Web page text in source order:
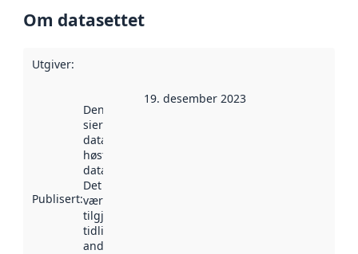
Om datasettet
Utgiver:
Publisert:
Denne datoen
sier når
datasettet ble
høstet av
data.norge.no.
Det kan ha
vært
tilgjengelig
tidligere
andre steder.
19. desember 2023